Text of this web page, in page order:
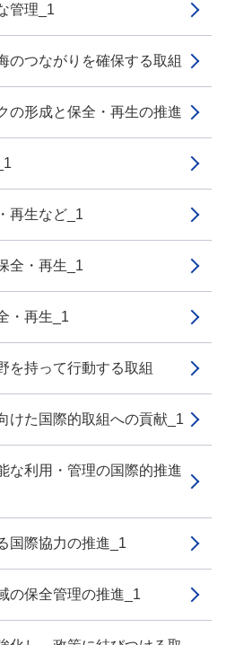
管理_1
つながりを確保する取組
形成と保全・再生の推進
再生など_1
全・再生_1
・再生_1
持って行動する取組
た国際的取組への貢献_1
利用・管理の国際的推進
際協力の推進_1
保全管理の推進_1